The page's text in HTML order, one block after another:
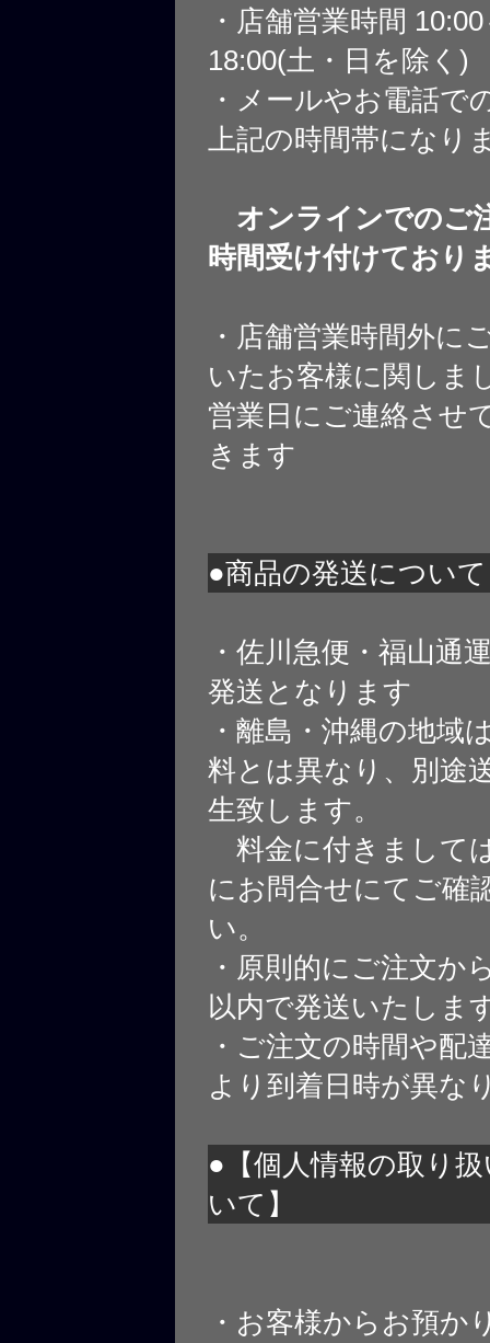
・店舗営業時間
18:00(土・日を除く)
・メールやお電話で
上記の時間帯になり
オンラインでのご
時間受け付けており
・店舗営業時間外に
いたお客様に関しま
営業日にご連絡させ
きます
●商品の発送について
・佐川急便・福山通
発送となります
・離島・沖縄の地域
料とは異なり、別途
生致します。
料金に付きまして
にお問合せにてご確
い。
・原則的にご注文か
以内で発送いたしま
・ご注文の時間や配
より到着日時が異な
●【個人情報の取り
いて】
・お客様からお預か